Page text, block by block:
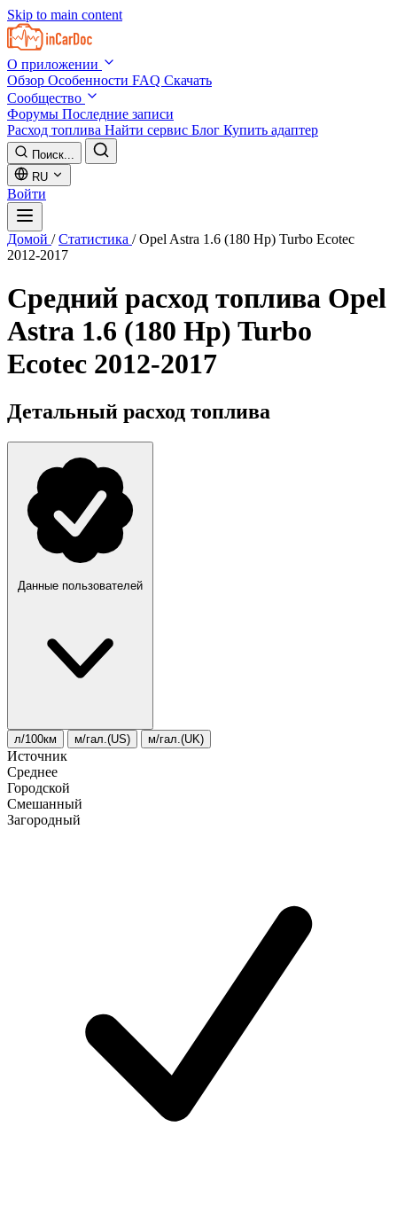
Skip to main content
О приложении
Обзор Особенности FAQ Скачать
Сообщество
Форумы Последние записи
Расход топлива Найти сервис Блог Купить адаптер
Поиск...
RU
Войти
Домой / Статистика / Opel Astra 1.6 (180 Hp) Turbo Ecotec
2012-2017
Средний расход топлива Opel
Astra 1.6 (180 Hp) Turbo
Ecotec 2012-2017
Детальный расход топлива
Данные пользователей
л/100км м/гал.(US) м/гал.(UK)
Источник
Среднее
Городской
Смешанный
Загородный